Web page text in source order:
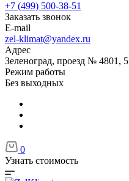
+7 (499) 500-38-51
Заказать звонок
E-mail
zel-klimat@yandex.ru
Адрес
Зеленоград, проезд № 4801, 5
Режим работы
Без выходных
0
Узнать стоимость